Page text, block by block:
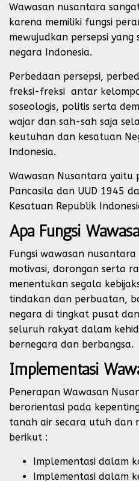
Wawasan nusantara
karena memiliki fungsi
mewujudkan persepsi
negara Indonesia.
Perbedaan persepsi,
freksi-freksi antar
soseologis, politis serta
wajar dan sah-sah saja
keutuhan dan kesatuan
Indonesia.
Wawasan Nusantara
Pancasila dan UUD 1945
Kesatuan Republik
Apa Fungsi
Fungsi wawasan
motivasi, dorongan serta
menentukan segala
tindakan dan perbuatan,
negara di tingkat pusat
seluruh rakyat dalam
bernegara dan berbangsa.
Implementasi
Penerapan Wawasan
berorientasi pada
tanah air secara utuh dan
berikut :
Implementasi dalam
Implementasi dalam